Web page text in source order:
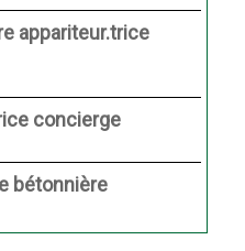
appariteur.trice
concierge
bétonnière